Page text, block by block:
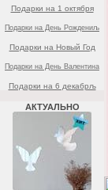
Подарки на 1 октября
Подарки на День Рождениљ
Подарки на Новый Год
Подарки на День Валентина
Подарки на 6 декабрљ
АКТУАЛЬНО